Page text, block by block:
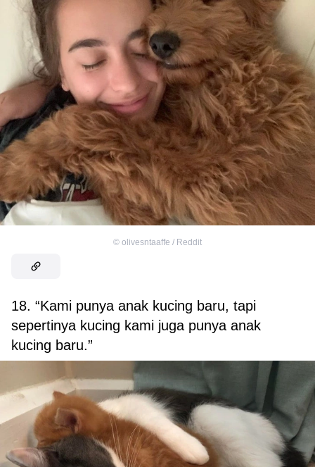
© olivesntaaffe / Reddit
18. “Kami punya anak kucing baru, tapi
sepertinya kucing kami juga punya anak
kucing baru.”